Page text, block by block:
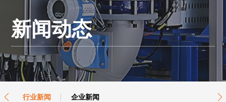
新闻动态
行业新闻 企业新闻
 